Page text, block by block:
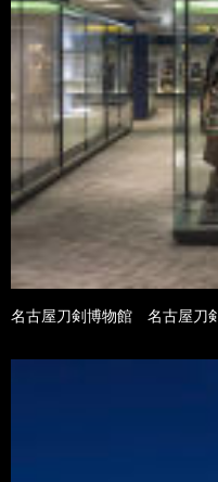
名古屋刀剣博物館 名古屋刀